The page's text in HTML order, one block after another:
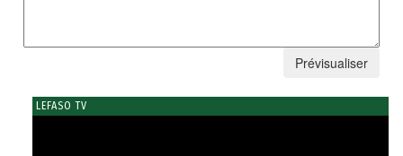
LEFASO TV